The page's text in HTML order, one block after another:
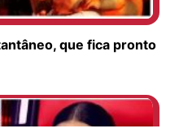
que fica pronto